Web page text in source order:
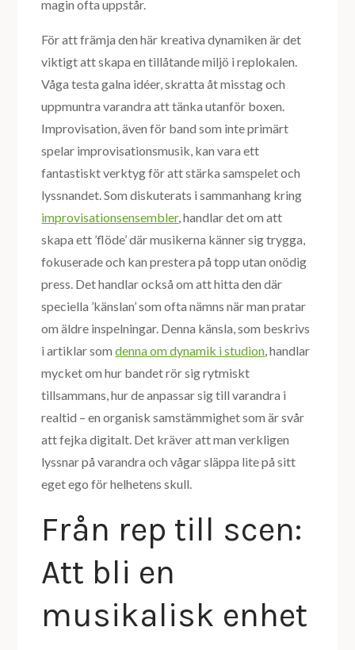
magin ofta uppstår.
För att främja den här kreativa dynamiken är det
viktigt att skapa en tillåtande miljö i replokalen.
Våga testa galna idéer, skratta åt misstag och
uppmuntra varandra att tänka utanför boxen.
Improvisation, även för band som inte primärt
spelar improvisationsmusik, kan vara ett
fantastiskt verktyg för att stärka samspelet och
lyssnandet. Som diskuterats i sammanhang kring
improvisationsensembler, handlar det om att
skapa ett ’flöde’ där musikerna känner sig trygga,
fokuserade och kan prestera på topp utan onödig
press. Det handlar också om att hitta den där
speciella ’känslan’ som ofta nämns när man pratar
om äldre inspelningar. Denna känsla, som beskrivs
i artiklar somdenna om dynamik i studion, handlar
mycket om hur bandet rör sig rytmiskt
tillsammans, hur de anpassar sig till varandra i
realtid – en organisk samstämmighet som är svår
att fejka digitalt. Det kräver att man verkligen
lyssnar på varandra och vågar släppa lite på sitt
eget ego för helhetens skull.
Från rep till scen:
Att bli en
musikalisk enhet